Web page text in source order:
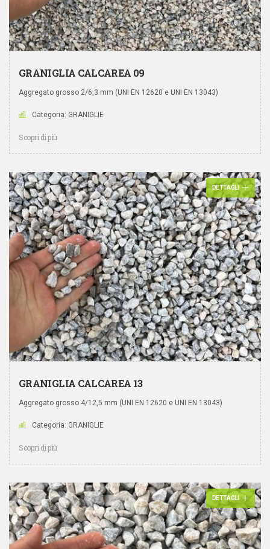
GRANIGLIA CALCAREA 09
Aggregato grosso 2/6,3 mm (UNI EN 12620 e UNI EN 13043)
Categoria: GRANIGLIE
Scopri di più
DETTAGLI
GRANIGLIA CALCAREA 13
Aggregato grosso 4/12,5 mm (UNI EN 12620 e UNI EN 13043)
Categoria: GRANIGLIE
Scopri di più
DETTAGLI